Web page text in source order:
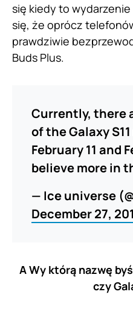
się kiedy to
się, że oprócz
prawdziwie
Buds Plus.
Currently, there
of the Galaxy
February 11 and
believe more in
— Ice universe
December 27,
A Wy którą nazwę
czy